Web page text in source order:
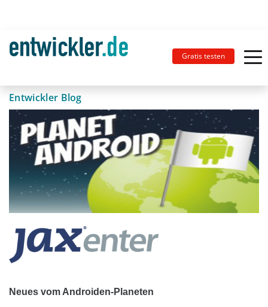
Gratis testen
Entwickler Blog
Neues vom Androiden-Planeten